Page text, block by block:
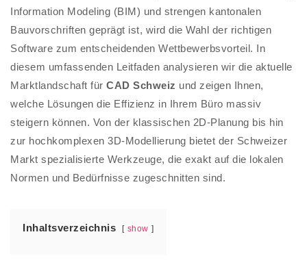
Information Modeling (BIM) und strengen kantonalen
Bauvorschriften geprägt ist, wird die Wahl der richtigen
Software zum entscheidenden Wettbewerbsvorteil. In
diesem umfassenden Leitfaden analysieren wir die aktuelle
Marktlandschaft für CAD Schweiz und zeigen Ihnen,
welche Lösungen die Effizienz in Ihrem Büro massiv
steigern können. Von der klassischen 2D-Planung bis hin
zur hochkomplexen 3D-Modellierung bietet der Schweizer
Markt spezialisierte Werkzeuge, die exakt auf die lokalen
Normen und Bedürfnisse zugeschnitten sind.
Inhaltsverzeichnis show